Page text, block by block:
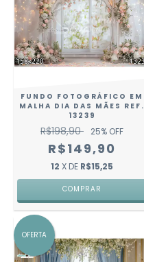
FUNDO FOTOGRÁFICO EM
MALHA DIA DAS MÃES REF.
13239
R$198,90 25% OFF
R$149,90
12 X DE R$15,25
COMPRAR
OFERTA